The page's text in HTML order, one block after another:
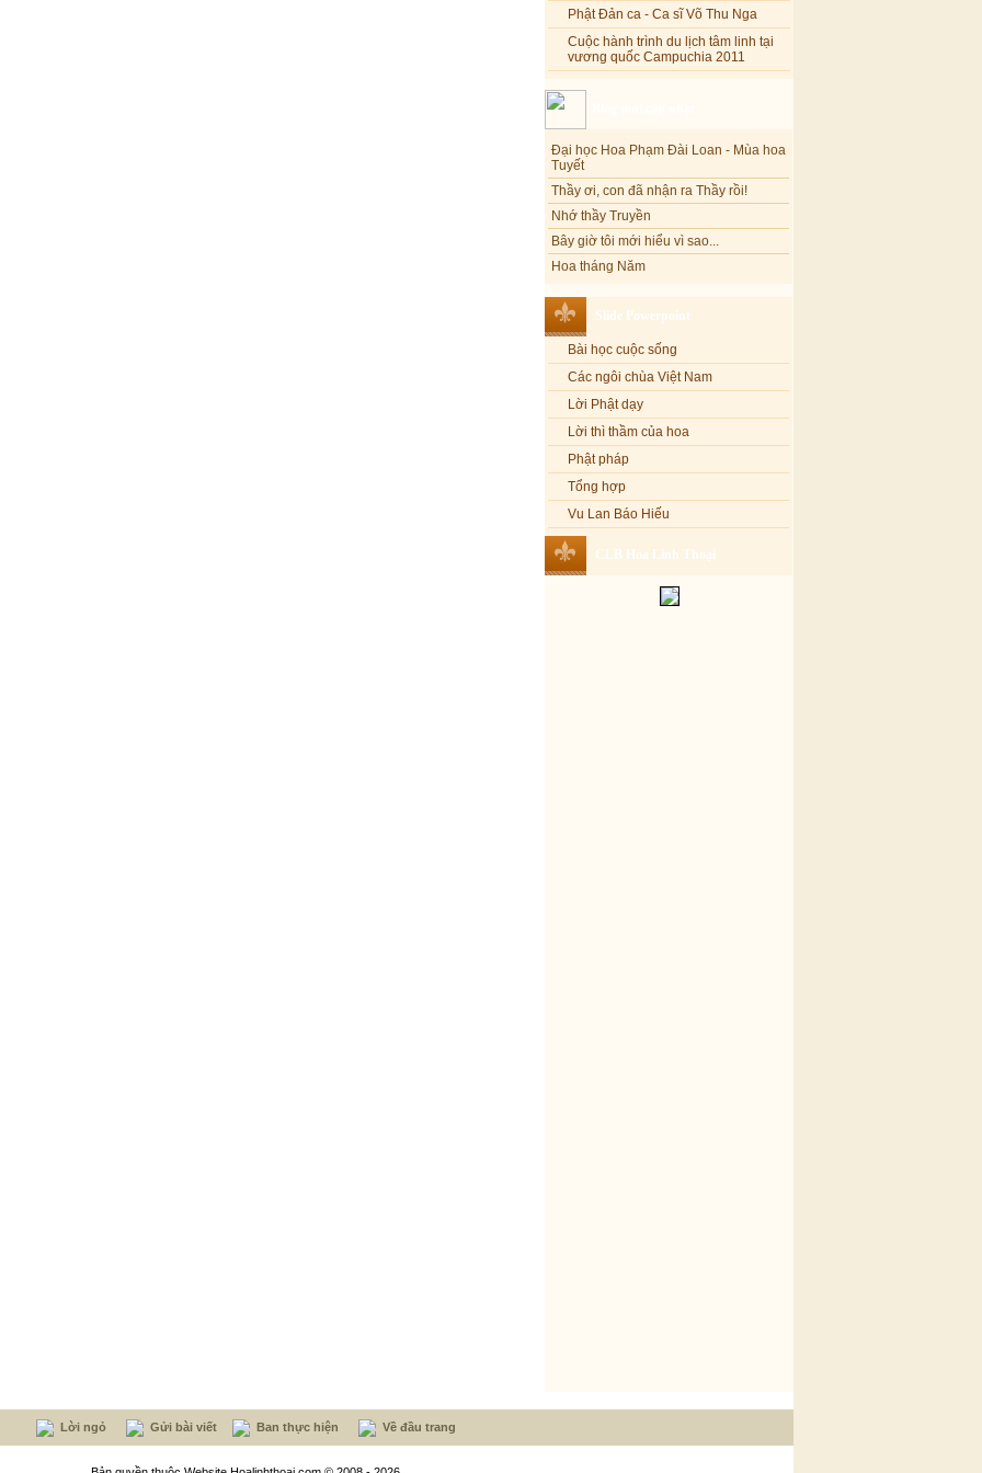
Phật Đản ca - Ca sĩ Võ Thu Nga
Cuộc hành trình du lịch tâm linh tại
vương quốc Campuchia 2011
Tuyết
Thầy ơi, con đã nhận ra Thầy rồi!
Nhớ thầy Truyền
Bây giờ tôi mới hiểu vì sao...
Hoa tháng Năm
Tôi mắc nợ ông Sáu
Đi tìm vũ khúc mùa hè
Mơ màng Phật dạy....
Lời thú tội của chị gái nhỏ nhen
Slide Powerpoint
Bài học cuộc sống
Các ngôi chùa Việt Nam
Lời Phật dạy
Lời thì thầm của hoa
Phật pháp
Tổng hợp
Vu Lan Báo Hiếu
CLB Hoa Linh Thoại
Lời ngỏ Gửi bài viết Ban thực hiện Về đầu trang